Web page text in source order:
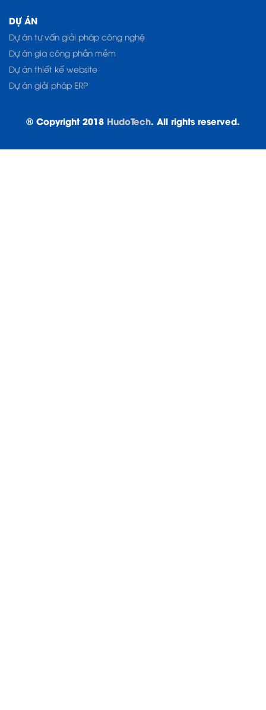
DỰ ÁN
Dự án tư vấn giải pháp công nghệ
Dự án gia công phần mềm
Dự án thiết kế website
Dự án giải pháp ERP
© Copyright 2018 HudoTech. All rights reserved.